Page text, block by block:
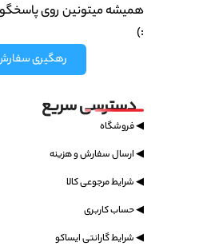
همیشه میتونین روی
:)
رهگیری
دسترسی سریع
◀ فروشگاه
◀ ارسال سفارش و هزینه
◀ شرایط مرجوعی کالا
◀ حساب کاربری
◀ شرایط گارانتی ایساکو